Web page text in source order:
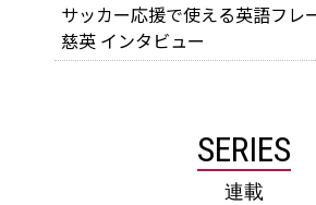
サッカー応援で使える英語フレ
慈英 インタビュー
SERIES
連載